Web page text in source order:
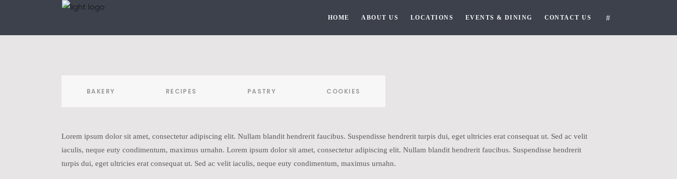
HOME ABOUT US LOCATIONS EVENTS & DINING CONTACT US
BAKERY RECIPES PASTRY COOKIES
Lorem ipsum dolor sit amet, consectetur adipiscing elit. Nullam blandit hendrerit faucibus. Suspendisse hendrerit turpis dui, eget ultricies erat consequat ut. Sed ac velit
iaculis, neque euty condimentum, maximus urnahn. Lorem ipsum dolor sit amet, consectetur adipiscing elit. Nullam blandit hendrerit faucibus. Suspendisse hendrerit
turpis dui, eget ultricies erat consequat ut. Sed ac velit iaculis, neque euty condimentum, maximus urnahn.